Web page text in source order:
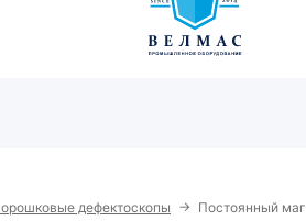
дефектоскопы → Постоянный